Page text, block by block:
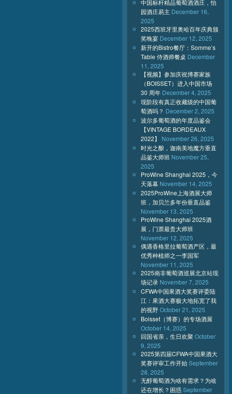
中国标杆精品葡萄酒酒庄，怡
园酒庄易主 December 16,
2025
2025西班牙里奥哈百年庆典颁
奖晚宴 December 12, 2025
新开的Bistro餐厅：Somme’s
Table 侍酒师餐桌 December
11, 2025
【视频】参加庆祝博赛家族
（BOISSET）进入中国市场
30 周年 December 4, 2025
现阶段有真正收藏级的中国葡
萄酒吗？ December 2, 2025
波尔多葡萄酒的年度品鉴会
【VINTAGE BORDEAUX
2022】
November 26, 2025
时光之酿，迦南美地魔方垂直
品鉴大师班 November 25,
2025
ProWine Shanghai 2025，今
天落幕 November 14, 2025
2025ProWine上海酒展大师
班，加贝兰多年份垂直品鉴
November 13, 2025
ProWine Shanghai 2025酒
展，门票最贵大师班
November 12, 2025
偶遇香格里拉葡萄酒产区，最
优秀种植师之一李国军
November 11, 2025
2025南非葡萄酒巡展北京站现
场记录 November 7, 2025
CFWA中国果酒大奖赛评委陆
江：果酒大赛极大地拓宽了我
的视野October 21, 2025
Boisset（博赛）的专场酒展
October 14, 2025
回国省亲，生日欢聚 October
9, 2025
2025第四届CFWA中国果酒大
奖赛评审工作开始September
28, 2025
无醇葡萄酒为啥有需求？为啥
还在增长？困惑September